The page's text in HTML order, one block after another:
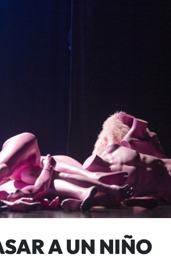
A UN NIÑO